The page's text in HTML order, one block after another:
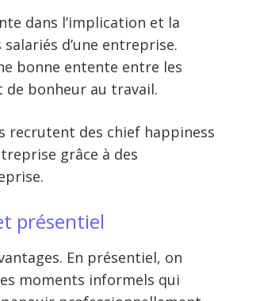
dans l’implication et la
d’une entreprise.
bonne entente entre les
de bonheur au travail.
recrutent des chief happiness
grâce à des
présentiel
En présentiel, on
moments informels qui